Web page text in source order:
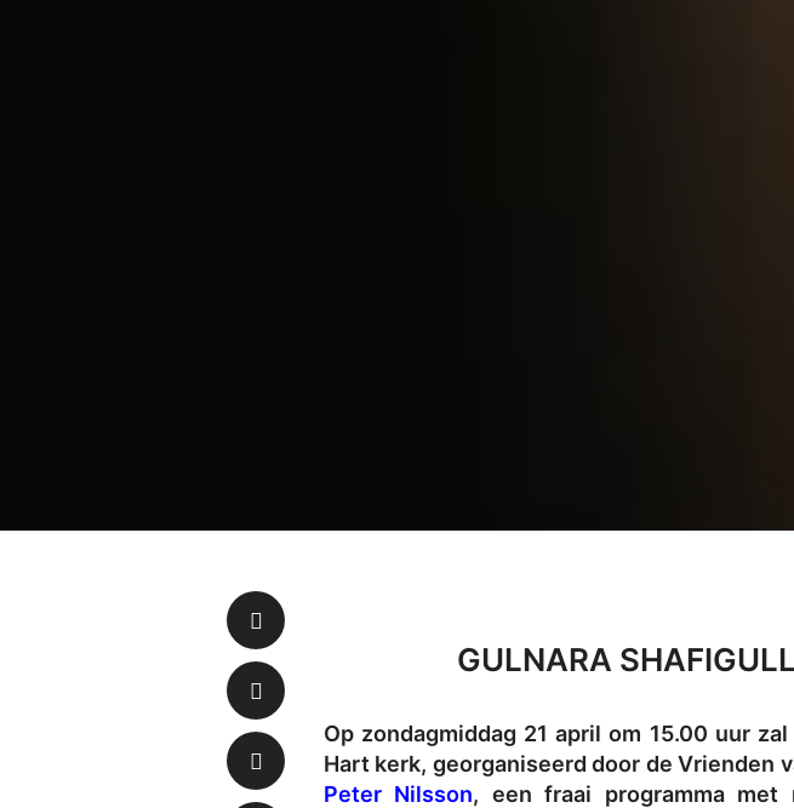
GULNARA
Op zondagmiddag 21 april om 15.00 uur zal
Hart kerk, georganiseerd door de Vrienden
Peter Nilsson, een fraai programma met